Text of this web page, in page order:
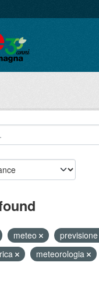
meteo
previsione
meteorologia